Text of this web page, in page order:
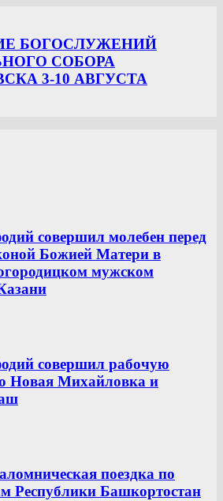
БОГОСЛУЖЕНИЙ
СОБОРА
3-10 АВГУСТА
совершил молебен перед
Божией Матери в
мужском
совершил рабочую
Новая Михайловка и
поездка по
Республики Башкортостан